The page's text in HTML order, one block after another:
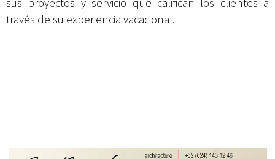
sus proyectos y servicio que califican los clientes a
través de su experiencia vacacional.